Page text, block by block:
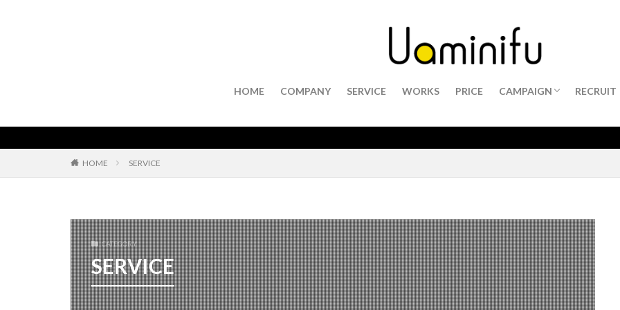
HOME COMPANY SERVICE WORKS PRICE CAMPAIGN RECRUIT
HOME SERVICE
CATEGORY
SERVICE